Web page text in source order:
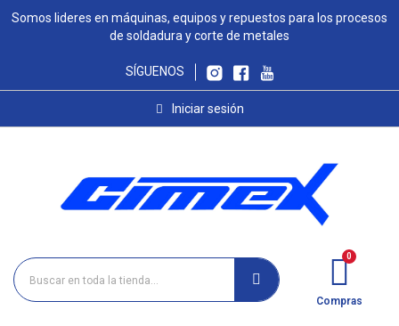
Somos lideres en máquinas, equipos y repuestos para los procesos
de soldadura y corte de metales
SÍGUENOS
Iniciar sesión
Compras